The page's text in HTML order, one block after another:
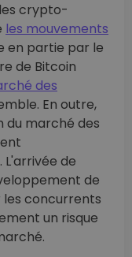
crypto-
les mouvements
en partie par le
de Bitcoin
des
En outre,
du marché des
de
de
les concurrents
un risque